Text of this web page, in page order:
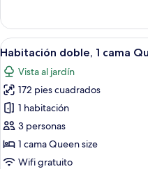
cama
Queen
size
con
cama
o
2
individuales,
cama
Queen
size
Abrir
todas
las
fotos
de
Habitación
doble,
1
13
Habitación doble, 1 cama
Vista al jardín
172 pies cuadrados
1 habitación
3 personas
1 cama Queen size
Wifi gratuito